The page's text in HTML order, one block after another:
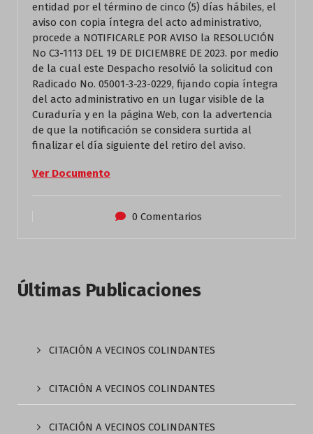
entidad por el término de cinco (5) días hábiles, el
aviso con copia íntegra del acto administrativo,
procede a NOTIFICARLE POR AVISO la RESOLUCIÓN
No C3-1113 DEL 19 DE DICIEMBRE DE 2023. por medio
de la cual este Despacho resolvió la solicitud con
Radicado No. 05001-3-23-0229, fijando copia íntegra
del acto administrativo en un lugar visible de la
Curaduría y en la página Web, con la advertencia
de que la notificación se considera surtida al
finalizar el día siguiente del retiro del aviso.
Ver Documento
0 Comentarios
Últimas Publicaciones
CITACIÓN A VECINOS COLINDANTES
CITACIÓN A VECINOS COLINDANTES
CITACIÓN A VECINOS COLINDANTES